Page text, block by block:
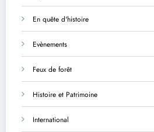
En quête d'histoire
Evènements
Feux de forêt
Histoire et Patrimoine
International